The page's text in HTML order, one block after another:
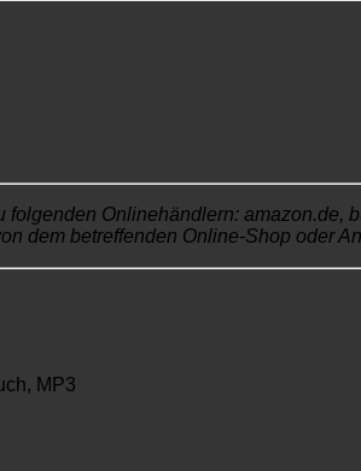
Onlinehändlern:
dem betreffenden Online-Shop oder
MP3